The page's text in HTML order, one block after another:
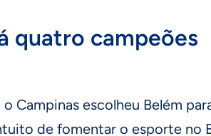
quatro campeões
Campinas escolheu Belém
de fomentar o esporte no